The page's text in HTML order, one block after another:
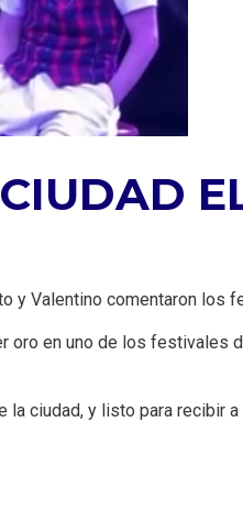
y Valentino comentaron
oro en uno de los
la ciudad, y listo para recibir